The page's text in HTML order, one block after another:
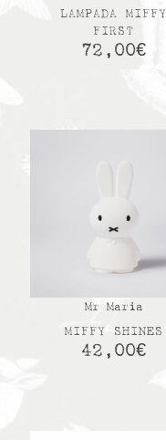
LAMPADA MIFFY
FIRST
72,00€
Mr Maria
MIFFY SHINES
42,00€